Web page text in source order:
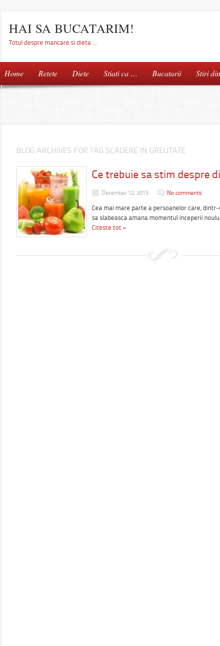
HAI SA BUCATARIM!
Totul despre mancare si dieta …
Home Retete Diete Stiati ca … Bucatarii Stiri
BLOG ARCHIVES FOR TAG SCADERE IN GREUTATE
Ce trebuie sa stim despre
December 12, 2013 No comments
Cea mai mare parte a persoanelor care,
sa slabeasca amana momentul inceperii
Citeste tot »